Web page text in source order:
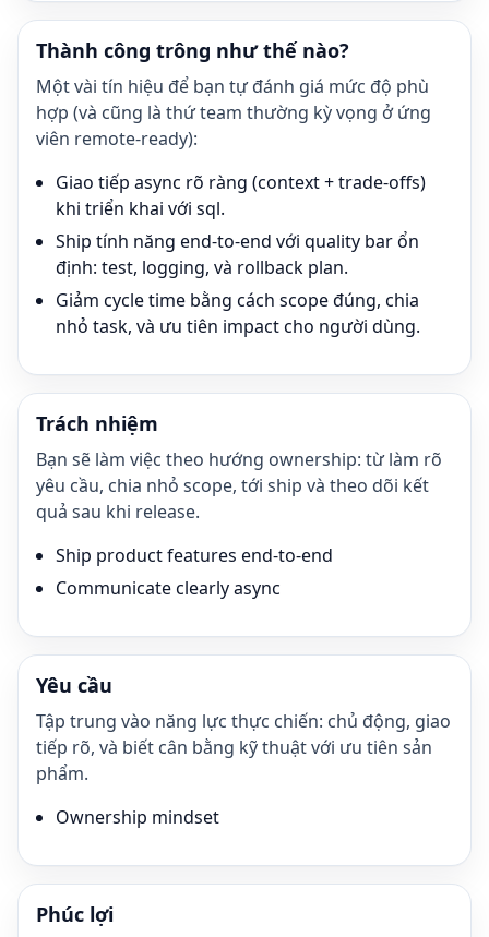
Thành công trông như thế nào?
Một vài tín hiệu để bạn tự đánh giá mức độ phù
hợp (và cũng là thứ team thường kỳ vọng ở ứng
viên remote-ready):
Giao tiếp async rõ ràng (context + trade-offs)
khi triển khai với sql.
Ship tính năng end-to-end với quality bar ổn
định: test, logging, và rollback plan.
Giảm cycle time bằng cách scope đúng, chia
nhỏ task, và ưu tiên impact cho người dùng.
Trách nhiệm
Bạn sẽ làm việc theo hướng ownership: từ làm rõ
yêu cầu, chia nhỏ scope, tới ship và theo dõi kết
quả sau khi release.
Ship product features end-to-end
Communicate clearly async
Yêu cầu
Tập trung vào năng lực thực chiến: chủ động, giao
tiếp rõ, và biết cân bằng kỹ thuật với ưu tiên sản
phẩm.
Ownership mindset
Phúc lợi